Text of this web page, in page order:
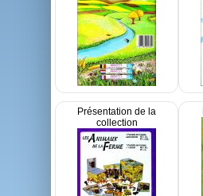
Présentation de la
collection